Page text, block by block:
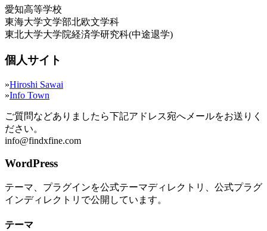
愛知高等学校
東海大学文学部北欧文学科
東北大学大学院経済学研究科(中途退学)
個人サイト
»Hiroshi Sawai
»Info Town
ご質問などありましたら下記アドレス宛へメールをお送りく
ださい。
info@findxfine.com
WordPress
テーマ、プラグインを公式テーマディレクトリ、公式プラグ
インディレクトリで公開しています。
テーマ